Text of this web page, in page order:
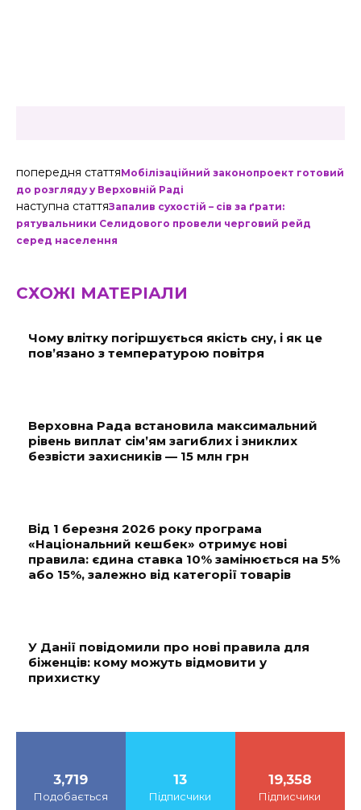
попередня статтяМобілізаційний законопроект готовий
до розгляду у Верховній Раді
наступна статтяЗапалив сухостій – сів за ґрати:
рятувальники Селидового провели черговий рейд
серед населення
СХОЖІ МАТЕРІАЛИ
Чому влітку погіршується якість сну, і як це
пов’язано з температурою повітря
Верховна Рада встановила максимальний
рівень виплат сім’ям загиблих і зниклих
безвісти захисників — 15 млн грн
Від 1 березня 2026 року програма
«Національний кешбек» отримує нові
правила: єдина ставка 10% замінюється на 5%
або 15%, залежно від категорії товарів
У Данії повідомили про нові правила для
біженців: кому можуть відмовити у
прихистку
3,719
Подобається
13
Підписчики
19,358
Підписчики